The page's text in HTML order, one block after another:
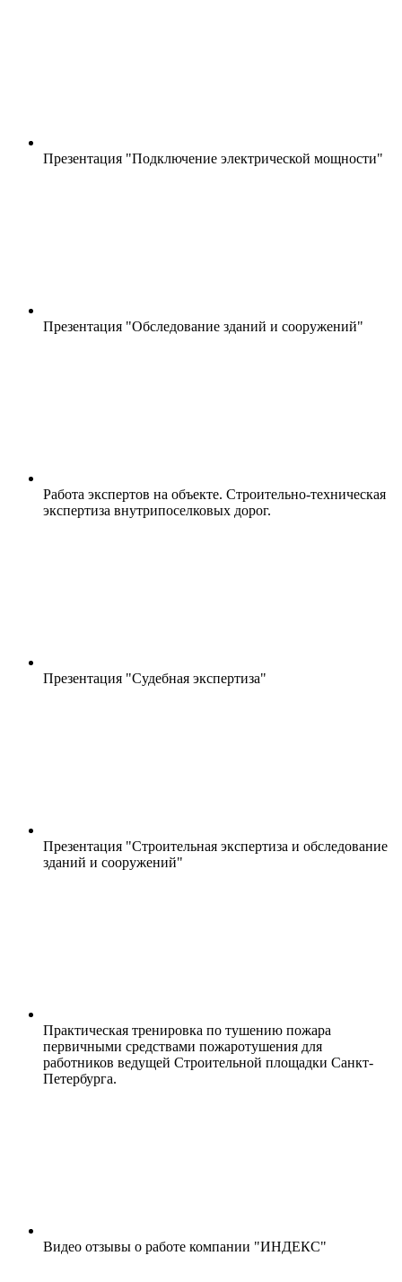
Презентация "Подключение электрической мощности"
Презентация "Обследование зданий и сооружений"
Работа экспертов на объекте. Строительно-техническая
экспертиза внутрипоселковых дорог.
Презентация "Судебная экспертиза"
Презентация "Строительная экспертиза и обследование
зданий и сооружений"
Практическая тренировка по тушению пожара
первичными средствами пожаротушения для
работников ведущей Строительной площадки Санкт-
Петербурга.
Видео отзывы о работе компании "ИНДЕКС"